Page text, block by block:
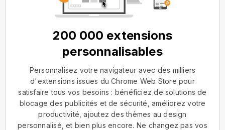
200 000 extensions
personnalisables
Personnalisez votre navigateur avec des milliers
d'extensions issues du Chrome Web Store pour
satisfaire tous vos besoins : bénéficiez de solutions de
blocage des publicités et de sécurité, améliorez votre
productivité, ajoutez des thèmes au design
personnalisé, et bien plus encore. Ne changez pas vos